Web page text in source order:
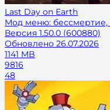
Last Day on Earth
Мод меню: бессмертие,
Версия 1.50.0 (600880)
Обновлено 26.07.2026
1141 MB
9816
48